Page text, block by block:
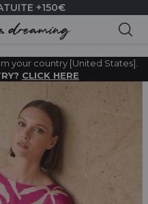
+150€
your country [United States].
CLICK HERE